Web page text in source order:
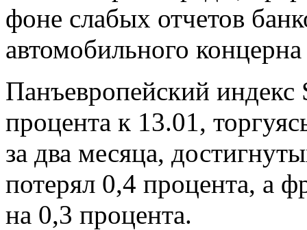
фоне слабых отчетов
автомобильного
Панъевропейский
процента к 13.01,
за два месяца,
потерял 0,4 процента, а
на 0,3 процента.